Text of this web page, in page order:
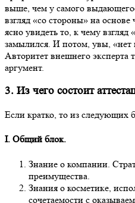
выше, чем у самого
взгляд «со стороны» на основе
ясно увидеть то, к чему
замылился. И потом, увы, «нет
Авторитет внешнего
аргумент.
3. Из чего состоит
Если кратко, то из следующих
I. Общий блок.
Знание о компании.
преимущества.
Знания о косметике,
сочетаемости с